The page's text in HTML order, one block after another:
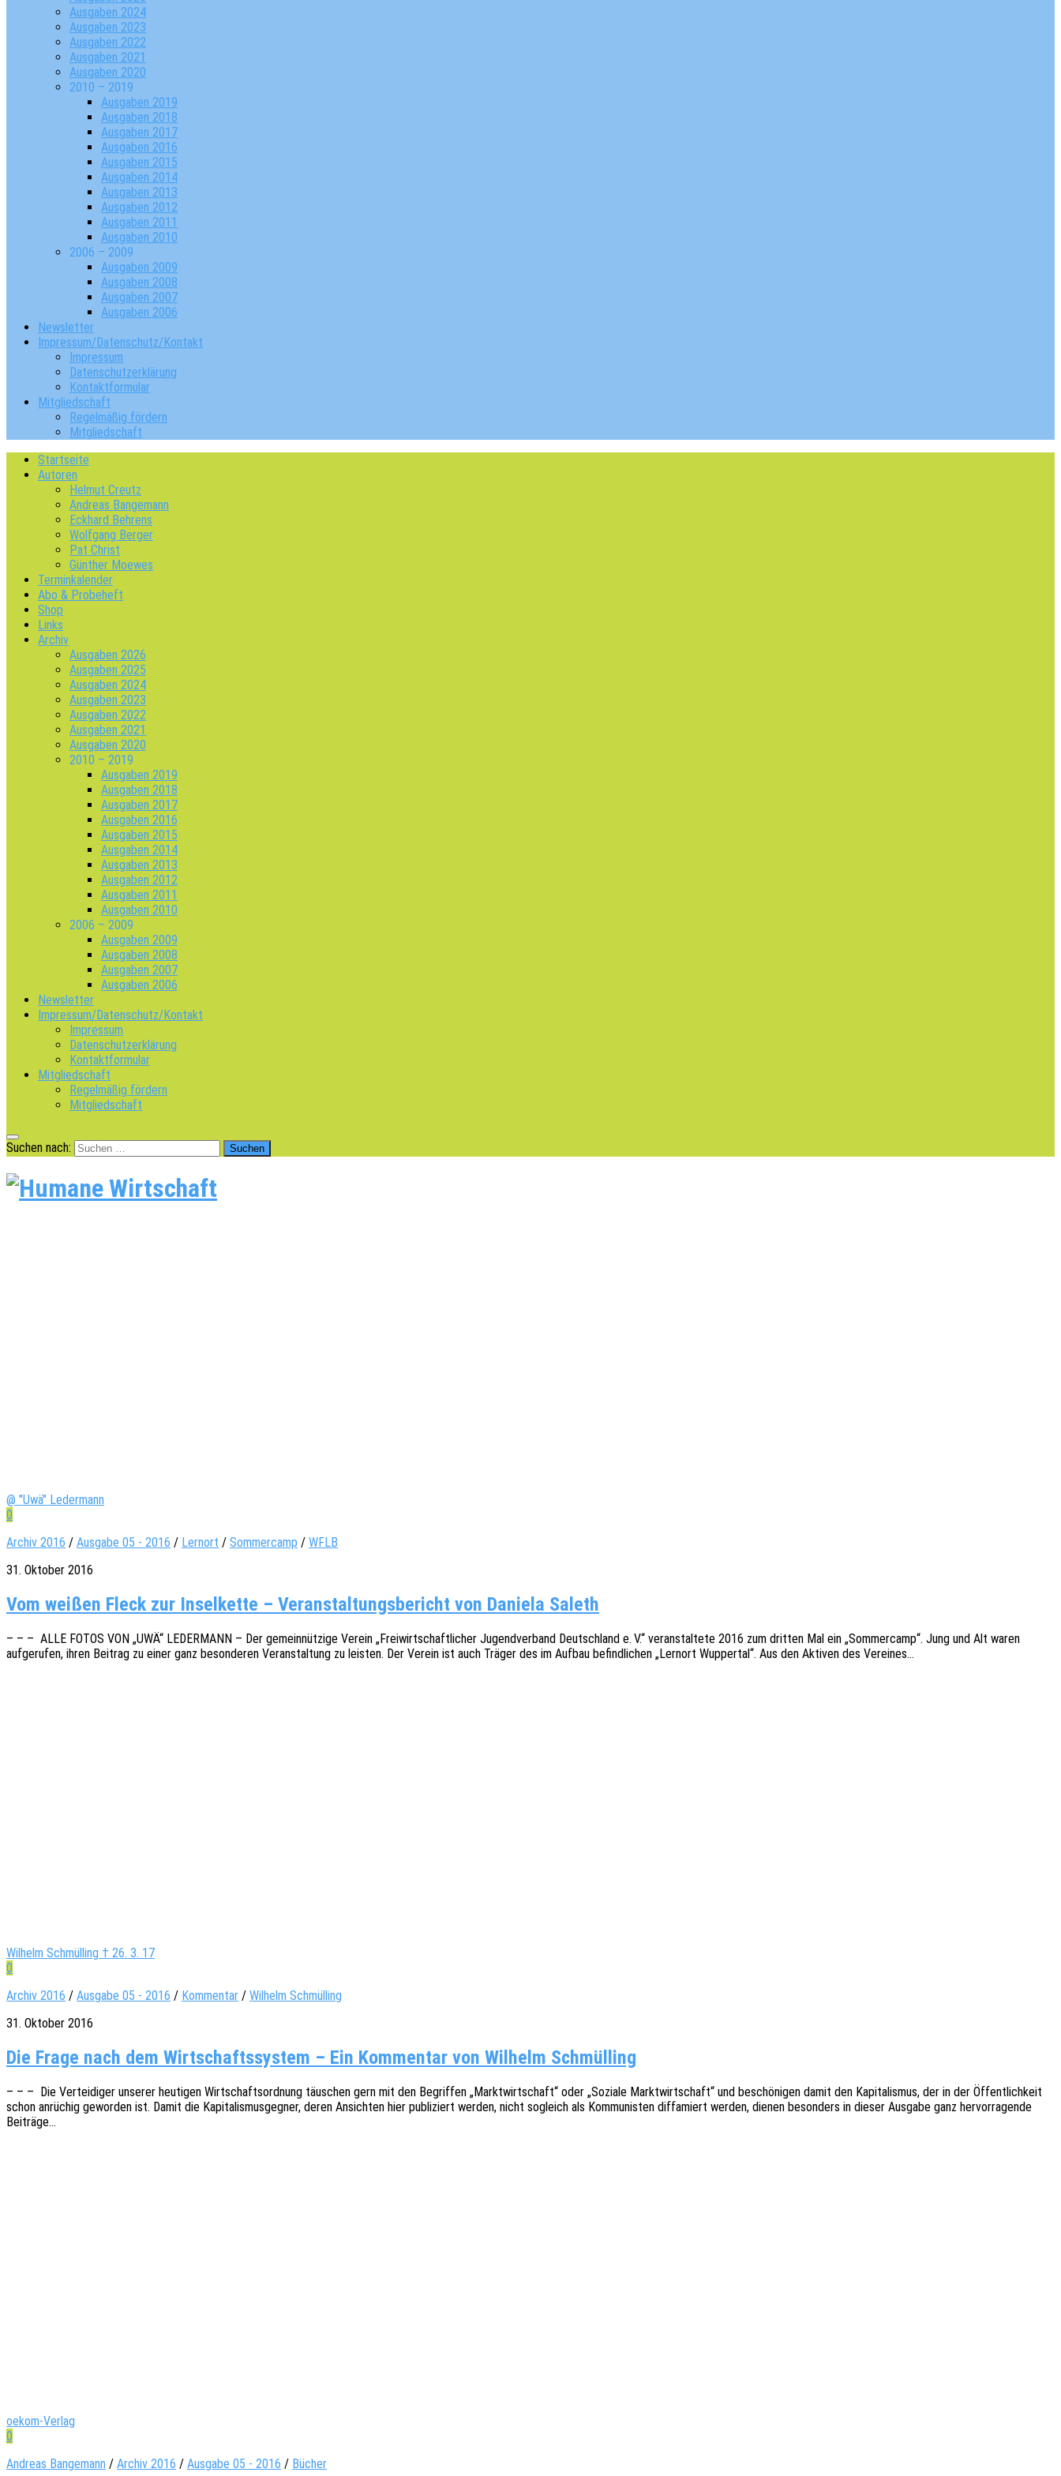
Ausgaben 2024
Ausgaben 2023
Ausgaben 2022
Ausgaben 2021
Ausgaben 2020
2010 – 2019
Ausgaben 2019
Ausgaben 2018
Ausgaben 2017
Ausgaben 2016
Ausgaben 2015
Ausgaben 2014
Ausgaben 2013
Ausgaben 2012
Ausgaben 2011
Ausgaben 2010
2006 – 2009
Ausgaben 2009
Ausgaben 2008
Ausgaben 2007
Ausgaben 2006
Newsletter
Impressum/Datenschutz/Kontakt
Impressum
Datenschutzerklärung
Kontaktformular
Mitgliedschaft
Regelmäßig fördern
Mitgliedschaft
Startseite
Autoren
Helmut Creutz
Andreas Bangemann
Eckhard Behrens
Wolfgang Berger
Pat Christ
Günther Moewes
Terminkalender
Abo & Probeheft
Shop
Links
Archiv
Ausgaben 2026
Ausgaben 2025
Ausgaben 2024
Ausgaben 2023
Ausgaben 2022
Ausgaben 2021
Ausgaben 2020
2010 – 2019
Ausgaben 2019
Ausgaben 2018
Ausgaben 2017
Ausgaben 2016
Ausgaben 2015
Ausgaben 2014
Ausgaben 2013
Ausgaben 2012
Ausgaben 2011
Ausgaben 2010
2006 – 2009
Ausgaben 2009
Ausgaben 2008
Ausgaben 2007
Ausgaben 2006
Newsletter
Impressum/Datenschutz/Kontakt
Impressum
Datenschutzerklärung
Kontaktformular
Mitgliedschaft
Regelmäßig fördern
Mitgliedschaft
Suchen nach:
@ "Uwä" Ledermann
0
Archiv 2016 / Ausgabe 05 - 2016 / Lernort / Sommercamp / WFLB
31. Oktober 2016
Vom wei­ßen Fleck zur Insel­kette – Ver­an­stal­tungs­be­richt von Daniela Saleth
– – – ALLE FOTOS VON „UWÄ“ LEDERMANN – Der gemein­nüt­zi­ge Verein „Frei­wirt­schaft­li­cher Jugend­ver­band Deutsch­land e. V.“ veran­stal­te­te 2016 zum drit­ten Mal ein „Sommer­camp“. Jung und Alt waren
aufge­ru­fen, ihren Beitrag zu einer ganz beson­de­ren Veran­stal­tung zu leis­ten. Der Verein ist auch Träger des im Aufbau befind­li­chen „Lern­ort Wupper­tal“. Aus den Akti­ven des Vereines…
Wilhelm Schmülling † 26. 3. 17
0
Archiv 2016 / Ausgabe 05 - 2016 / Kommentar / Wilhelm Schmülling
31. Oktober 2016
Die Frage nach dem Wirt­schafts­sys­tem – Ein Kom­men­tar von Wil­helm Schmülling
– – – Die Vertei­di­ger unse­rer heuti­gen Wirt­schafts­ord­nung täuschen gern mit den Begrif­fen „Markt­wirt­schaft“ oder „Sozia­le Markt­wirt­schaft“ und beschö­ni­gen damit den Kapi­ta­lis­mus, der in der Öffent­lich­keit
schon anrü­chig gewor­den ist. Damit die Kapi­ta­lis­mus­geg­ner, deren Ansich­ten hier publi­ziert werden, nicht sogleich als Kommu­nis­ten diffa­miert werden, dienen beson­ders in dieser Ausga­be ganz hervor­ra­gen­de
Beiträge…
oekom-Verlag
0
Andreas Bangemann / Archiv 2016 / Ausgabe 05 - 2016 / Bücher